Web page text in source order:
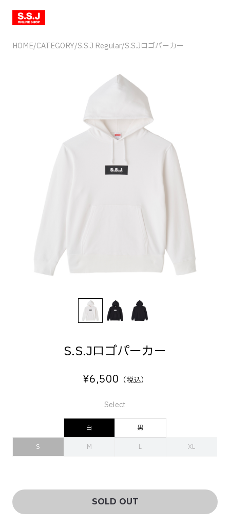
HOME/CATEGORY/S.S.J Regular/S.S.Jロゴパーカー
S.S.Jロゴパーカー
¥6,500 （税込）
Select
白 黒
S M L XL
SOLD OUT